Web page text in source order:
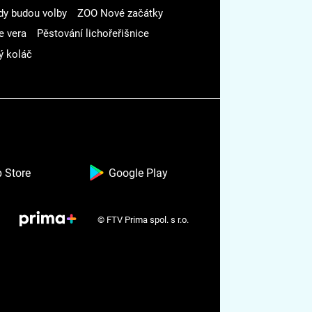
budou volby
ZOO Nové začátky
vera
Pěstování lichořeřišnice
koláč
Store Google Play
© FTV Prima spol. s r.o.